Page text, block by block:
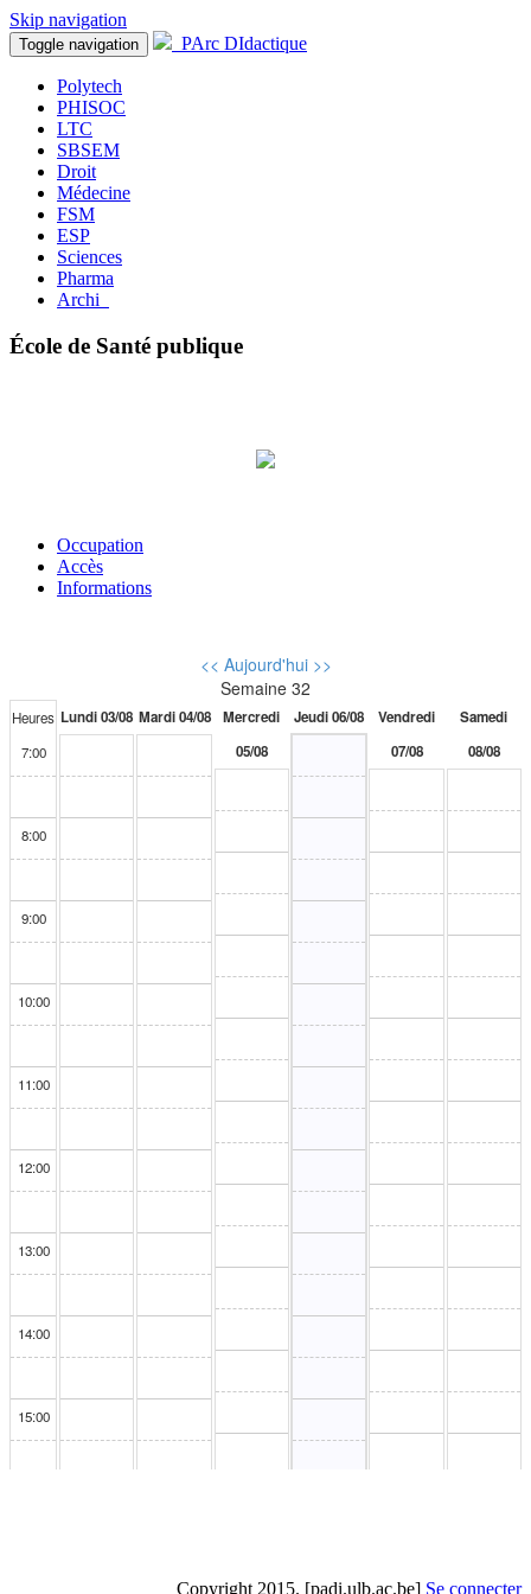
Skip navigation
Toggle navigation PArc DIdactique
Polytech
PHISOC
LTC
SBSEM
Droit
Médecine
FSM
ESP
Sciences
Pharma
Archi
École de Santé publique
Occupation
Accès
Informations
Copyright 2015. [padi.ulb.ac.be] Se connecter